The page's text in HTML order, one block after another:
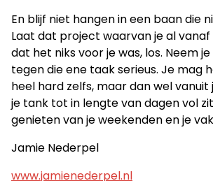
En blijf niet hangen in een baan die
Laat dat project waarvan je al
dat het niks voor je was, los. Neem
tegen die ene taak serieus. Je mag
heel hard zelfs, maar dan wel vanuit
je tank tot in lengte van dagen vol
genieten van je weekenden en je
Jamie Nederpel
www.jamienederpel.nl